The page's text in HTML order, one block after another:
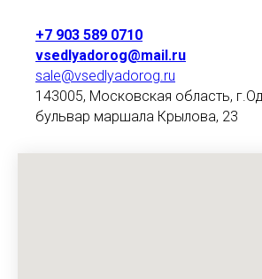
+7 903 589 0710
vsedlyadorog@mail.ru
sale@vsedlyadorog.ru
143005, Московская область,
бульвар маршала Крылова, 23